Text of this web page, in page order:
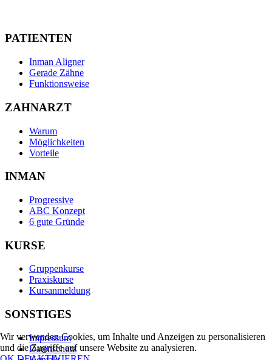
PATIENTEN
Inman Aligner
Gerade Zähne
Funktionsweise
ZAHNARZT
Warum
Möglichkeiten
Vorteile
INMAN
Progressive
ABC Konzept
6 gute Gründe
KURSE
Gruppenkurse
Praxiskurse
Kursanmeldung
SONSTIGES
Impressum
Datenschutz
Wir verwenden Cookies, um Inhalte und Anzeigen zu personalisieren
und die Zugriffe auf unsere Website zu analysieren.